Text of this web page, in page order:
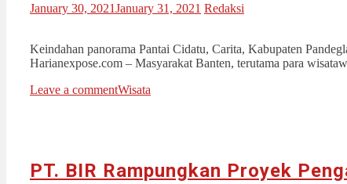
January 30, 2021January 31, 2021 Redaksi
Keindahan panorama Pantai Cidatu, Carita, Kabupaten
Harianexpose.com – Masyarakat Banten, terutama para
Leave a commentWisata
PT. BIR Rampungkan Proyek